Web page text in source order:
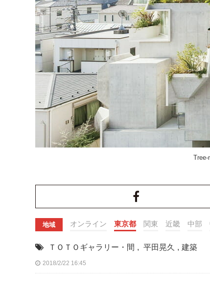
地域 オンライン 東京都 関東 近畿 中部
ＴＯＴＯギャラリー・間 , 平田晃久 , 建築
2018/2/22 16:45